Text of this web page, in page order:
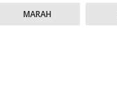
MARAH